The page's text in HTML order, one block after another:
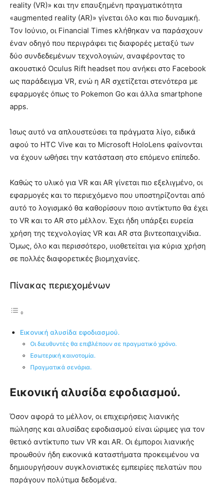
reality (VR)» και την επαυξημένη πραγματικότητα
«augmented reality (AR)» γίνεται όλο και πιο δυναμική.
Τον Ιούνιο, οι Financial Times κλήθηκαν να παράσχουν
έναν οδηγό που περιγράφει τις διαφορές μεταξύ των
δύο συνδεδεμένων τεχνολογιών, αναφέροντας το
ακουστικό Oculus Rift headset που ανήκει στο Facebook
ως παράδειγμα VR, ενώ η AR σχετίζεται στενότερα με
εφαρμογές όπως το Pokemon Go και άλλα smartphone
apps.
Ίσως αυτό να απλουστεύσει τα πράγματα λίγο, ειδικά
αφού το HTC Vive και το Microsoft HoloLens φαίνονται
να έχουν ωθήσει την κατάσταση στο επόμενο επίπεδο.
Καθώς το υλικό για VR και AR γίνεται πιο εξελιγμένο, οι
εφαρμογές και το περιεχόμενο που υποστηρίζονται από
αυτό το λογισμικό θα καθορίσουν ποιο αντίκτυπο θα έχει
το VR και το AR στο μέλλον. Έχει ήδη υπάρξει ευρεία
χρήση της τεχνολογίας VR και AR στα βιντεοπαιχνίδια.
Όμως, όλο και περισσότερο, υιοθετείται για κύρια χρήση
σε πολλές διαφορετικές βιομηχανίες.
Πίνακας περιεχομένων
Εικονική αλυσίδα εφοδιασμού.
Οι διευθυντές θα επιβλέπουν σε πραγματικό χρόνο.
Εσωτερική καινοτομία.
Πραγματικά σενάρια.
Εικονική αλυσίδα εφοδιασμού.
Όσον αφορά το μέλλον, οι επιχειρήσεις λιανικής
πώλησης και αλυσίδας εφοδιασμού είναι ώριμες για τον
θετικό αντίκτυπο των VR και AR. Οι έμποροι λιανικής
προωθούν ήδη εικονικά καταστήματα προκειμένου να
δημιουργήσουν συγκλονιστικές εμπειρίες πελατών που
παράγουν πολύτιμα δεδομένα.